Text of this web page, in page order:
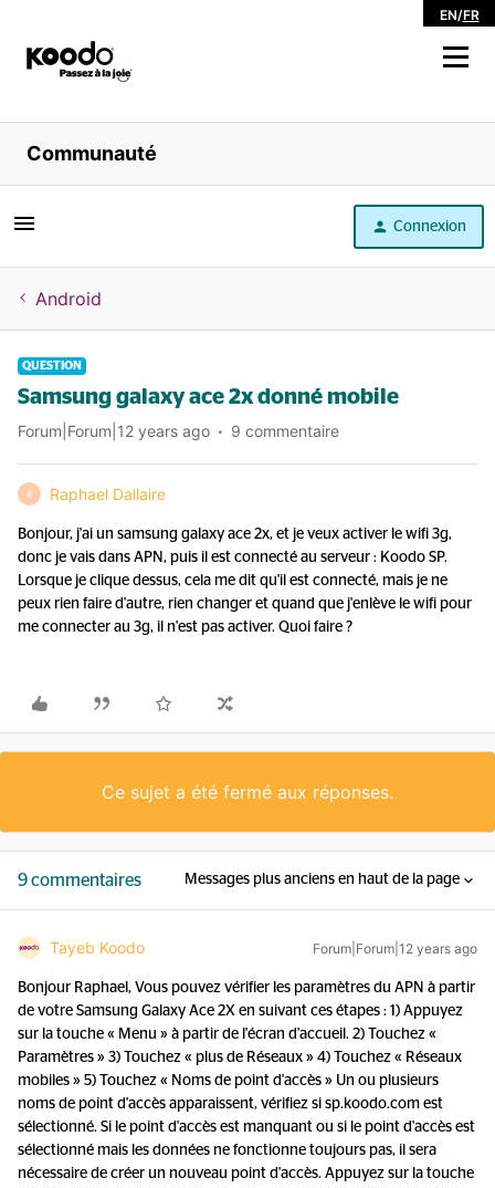
EN/FR
Magasiner
Libre service
Aide
Communauté
Connexion
Android
QUESTION
Samsung galaxy ace 2x donné mobile
Forum|Forum|12 years ago 9 commentaire
R Raphael Dallaire
Bonjour, j'ai un samsung galaxy ace 2x, et je veux activer le wifi 3g,
donc je vais dans APN, puis il est connecté au serveur : Koodo SP.
Lorsque je clique dessus, cela me dit qu'il est connecté, mais je ne
peux rien faire d'autre, rien changer et quand que j'enlève le wifi pour
me connecter au 3g, il n'est pas activer. Quoi faire ?
Ce sujet a été fermé aux réponses.
9 commentaires Messages plus anciens en haut de la page
Tayeb Koodo Forum|Forum|12 years ago
Bonjour Raphael, Vous pouvez vérifier les paramètres du APN à partir
de votre Samsung Galaxy Ace 2X en suivant ces étapes : 1) Appuyez
sur la touche « Menu » à partir de l'écran d'accueil. 2) Touchez «
Paramètres » 3) Touchez « plus de Réseaux » 4) Touchez « Réseaux
mobiles » 5) Touchez « Noms de point d'accès » Un ou plusieurs
noms de point d'accès apparaissent, vérifiez si sp.koodo.com est
sélectionné. Si le point d'accès est manquant ou si le point d'accès est
sélectionné mais les données ne fonctionne toujours pas, il sera
nécessaire de créer un nouveau point d'accès. Appuyez sur la touche